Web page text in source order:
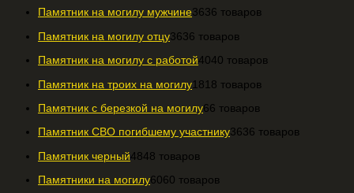
Памятник на могилу мужчине3636 товаров
Памятник на могилу отцу3636 товаров
Памятник на могилу с работой4040 товаров
Памятник на троих на могилу18 18 товаров
Памятник с березкой на могилу66 товаров
Памятник СВО погибшему участнику3636 товаров
Памятник черный4848 товаров
Памятники на могилу6060 товаров